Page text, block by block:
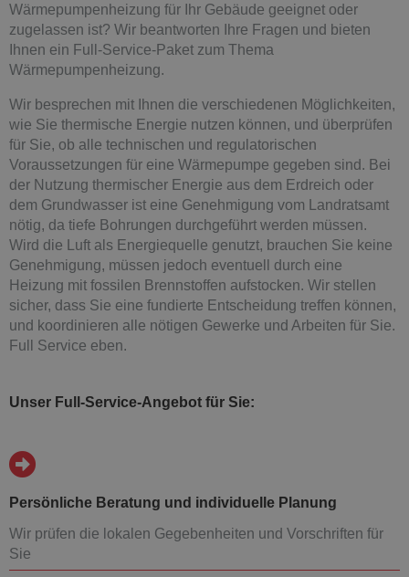
Wärmepumpenheizung für Ihr Gebäude geeignet oder
zugelassen ist? Wir beantworten Ihre Fragen und bieten
Ihnen ein Full-Service-Paket zum Thema
Wärmepumpenheizung.
Wir besprechen mit Ihnen die verschiedenen Möglichkeiten,
wie Sie thermische Energie nutzen können, und überprüfen
für Sie, ob alle technischen und regulatorischen
Voraussetzungen für eine Wärmepumpe gegeben sind. Bei
der Nutzung thermischer Energie aus dem Erdreich oder
dem Grundwasser ist eine Genehmigung vom Landratsamt
nötig, da tiefe Bohrungen durchgeführt werden müssen.
Wird die Luft als Energiequelle genutzt, brauchen Sie keine
Genehmigung, müssen jedoch eventuell durch eine
Heizung mit fossilen Brennstoffen aufstocken. Wir stellen
sicher, dass Sie eine fundierte Entscheidung treffen können,
und koordinieren alle nötigen Gewerke und Arbeiten für Sie.
Full Service eben.
Unser Full-Service-Angebot für Sie:
Persönliche Beratung und individuelle Planung
Wir prüfen die lokalen Gegebenheiten und Vorschriften für
Sie